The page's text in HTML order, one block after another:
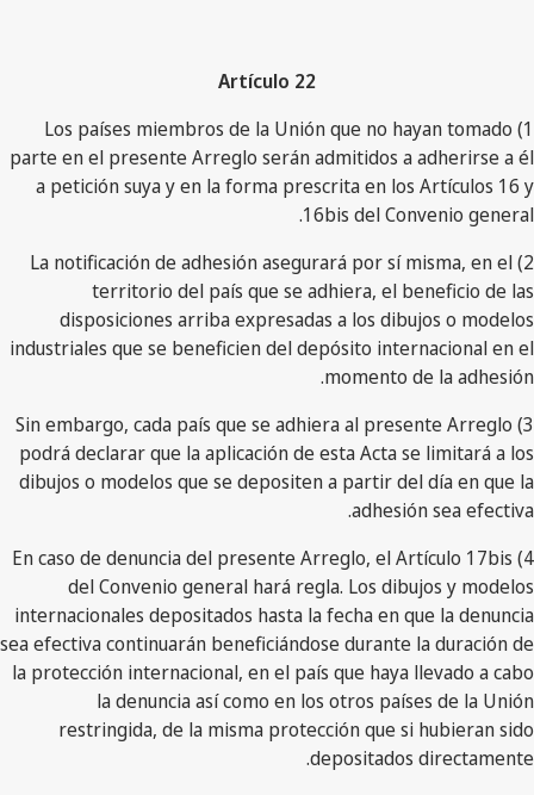
Artículo 22
1) Los países miembros de la Unión que no hayan tomado
parte en el presente Arreglo serán admitidos a adherirse a él
a petición suya y en la forma prescrita en los Artículos 16 y
16bis del Convenio general.
2) La notificación de adhesión asegurará por sí misma, en el
territorio del país que se adhiera, el beneficio de las
disposiciones arriba expresadas a los dibujos o modelos
industriales que se beneficien del depósito internacional en el
momento de la adhesión.
3) Sin embargo, cada país que se adhiera al presente Arreglo
podrá declarar que la aplicación de esta Acta se limitará a los
dibujos o modelos que se depositen a partir del día en que la
adhesión sea efectiva.
4) En caso de denuncia del presente Arreglo, el Artículo 17bis
del Convenio general hará regla. Los dibujos y modelos
internacionales depositados hasta la fecha en que la denuncia
sea efectiva continuarán beneficiándose durante la duración de
la protección internacional, en el país que haya llevado a cabo
la denuncia así como en los otros países de la Unión
restringida, de la misma protección que si hubieran sido
depositados directamente.